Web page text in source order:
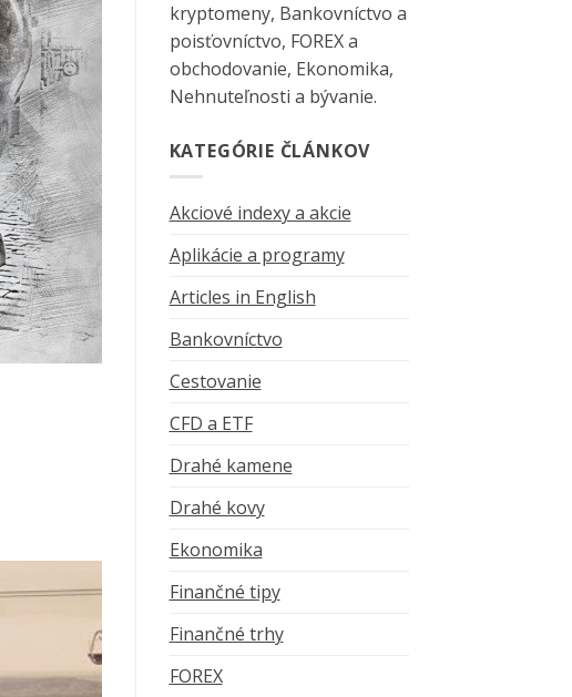
kryptomeny, Bankovníctvo a
poisťovníctvo, FOREX a
obchodovanie, Ekonomika,
Nehnuteľnosti a bývanie.
KATEGÓRIE ČLÁNKOV
Akciové indexy a akcie
Aplikácie a programy
Articles in English
Bankovníctvo
Cestovanie
CFD a ETF
Drahé kamene
Drahé kovy
Ekonomika
Finančné tipy
Finančné trhy
FOREX